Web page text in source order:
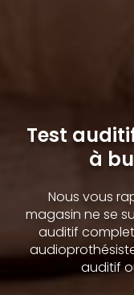
Test
à
Nous vous
magasin ne se
auditif
auditif